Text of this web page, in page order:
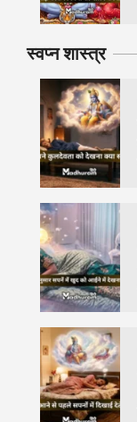
स्वप्न शास्त्र